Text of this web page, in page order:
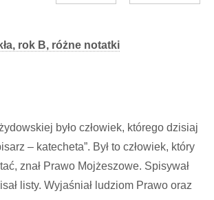
rok B, różne notatki
było człowiek, którego dzisiaj
– katecheta”. Był to człowiek, który
znał Prawo Mojżeszowe. Spisywał
listy. Wyjaśniał ludziom Prawo oraz